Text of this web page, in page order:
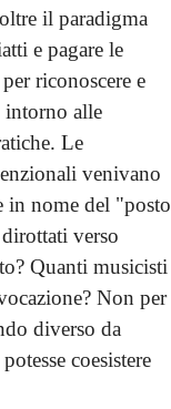
il paradigma
e pagare le
riconoscere e
intorno alle
Le
venivano
in nome del "posto
verso
Quanti musicisti
Non per
diverso da
coesistere